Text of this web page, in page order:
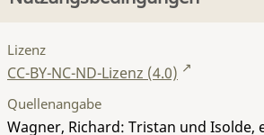
Lizenz
CC-BY-NC-ND-Lizenz (4.0)
Quellenangabe
Wagner, Richard: Tristan und Isolde,